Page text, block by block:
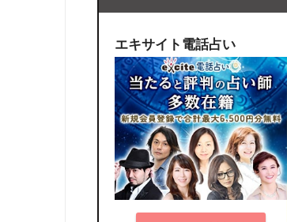
エキサイト電話占い